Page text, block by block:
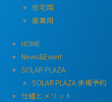
住宅用
産業用
HOME
News&Event
SOLAR PLAZA
SOLAR PLAZA 来場予約
仕組とメリット